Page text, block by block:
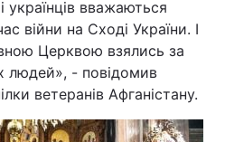
українців вважаються
війни на Сході України. І
Церквою взялись за
людей», - повідомив
ветеранів Афганістану.